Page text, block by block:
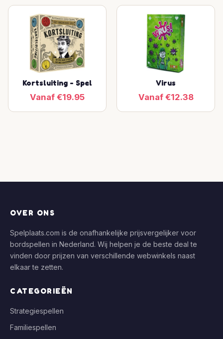
Kortsluiting - Spel
Vanaf €19.95
Virus
Vanaf €12.38
OVER ONS
Spelplaats.com is de onafhankelijke prijsvergelijker voor
bordspellen in Nederland. Wij helpen je de beste deal te
vinden door prijzen van verschillende webwinkels naast
elkaar te zetten.
CATEGORIEËN
Strategiespellen
Familiespellen